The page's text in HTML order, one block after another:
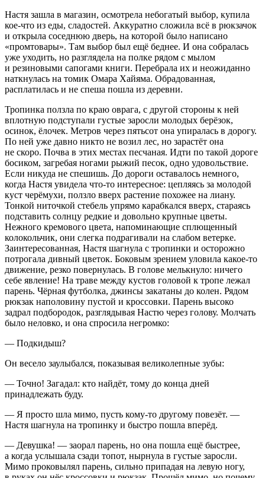
Настя зашла в магазин, осмотрела небогатый выбор, купила
кое-что из еды, сладостей. Аккуратно сложила всё в рюкзачок
и открыла соседнюю дверь, на которой было написано
«промтовары». Там выбор был ещё беднее. И она собралась
уже уходить, но разглядела на полке рядом с мылом
и резиновыми сапогами книги. Перебрала их и неожиданно
наткнулась на томик Омара Хайяма. Обрадованная,
расплатилась и не спеша пошла из деревни.
Тропинка ползла по краю оврага, с другой стороны к ней
вплотную подступали густые заросли молодых берёзок,
осинок, ёлочек. Метров через пятьсот она упиралась в дорогу.
По ней уже давно никто не возил лес, но зарастёт она
не скоро. Почва в этих местах песчаная. Идти по такой дороге
босиком, загребая ногами рыжий песок, одно удовольствие.
Если никуда не спешишь. До дороги оставалось немного,
когда Настя увидела что-то интересное: цепляясь за молодой
куст черёмухи, ползло вверх растение похожее на лиану.
Тонкой ниточкой стебель упрямо карабкался вверх, стараясь
подставить солнцу редкие и довольно крупные цветы.
Нежного кремового цвета, напоминающие сплющенный
колокольчик, они слегка подрагивали на слабом ветерке.
Заинтересованная, Настя шагнула с тропинки и осторожно
потрогала дивный цветок. Боковым зрением уловила какое-то
движение, резко повернулась. В голове мелькнуло: ничего
себе явление! На траве между кустов головой к тропе лежал
парень. Чёрная футболка, джинсы закатаны до колен. Рядом
рюкзак наполовину пустой и кроссовки. Парень высоко
задрал подбородок, разглядывая Настю через голову. Молчать
было неловко, и она спросила негромко:
— Подкидыш?
Он весело заулыбался, показывая великолепные зубы:
— Точно! Загадал: кто найдёт, тому до конца дней
принадлежать буду.
— Я просто шла мимо, пусть кому-то другому повезёт. —
Настя шагнула на тропинку и быстро пошла вперёд.
— Девушка! — заорал парень, но она пошла ещё быстрее,
а когда услышала сзади топот, нырнула в густые заросли.
Мимо проковылял парень, сильно припадая на левую ногу,